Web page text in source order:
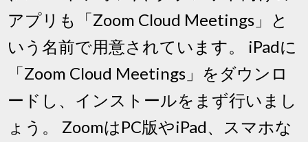
アプリも「Zoom Cloud Meetings」と
いう名前で用意されています。 iPadに
「Zoom Cloud Meetings」をダウンロ
ードし、インストールをまず行いまし
ょう。 ZoomはPC版やiPad、スマホな